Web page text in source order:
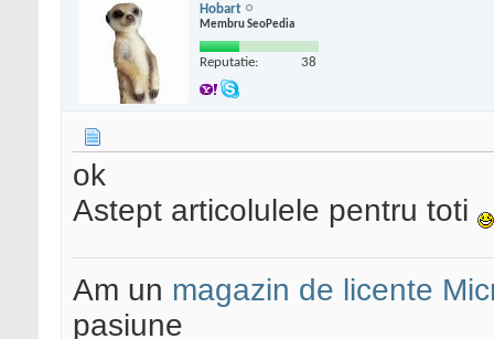
Hobart
Membru SeoPedia
Reputatie: 38
ok
Astept articolulele pentru toti
Am un magazin de licente
pasiune